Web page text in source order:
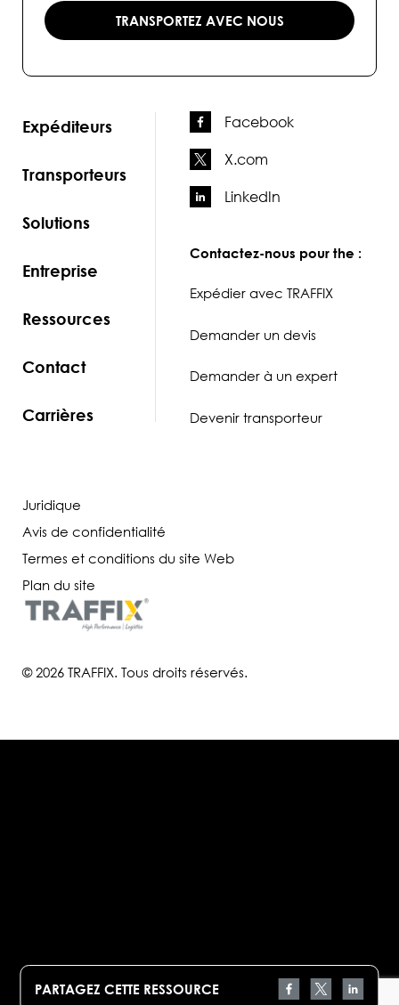
PARTAGEZ CETTE RESSOURCE
TRANSPORTEZ AVEC NOUS
Expéditeurs
Transporteurs
Solutions
Entreprise
Ressources
Contact
Carrières
Facebook
X.com
LinkedIn
Contactez-nous pour the :
Expédier avec TRAFFIX
Demander un devis
Demander à un expert
Devenir transporteur
© 2026 TRAFFIX. Tous droits réservés.
Juridique
Avis de confidentialité
Termes et conditions du site Web
Plan du site